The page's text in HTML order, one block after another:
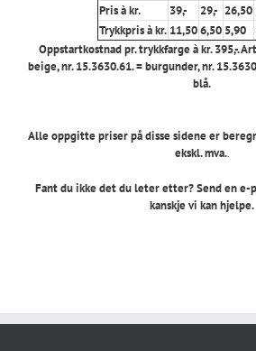
Pris à kr.
39,- 29,- 26,50
Trykkpris à kr. 11,506,50 5,90
Oppstartkostnad pr. trykkfarge à kr. 395,-.
beige, nr. 15.3630.61. = burgunder, nr.
blå.
Alle oppgitte priser på disse sidene er
ekskl. mva..
Fant du ikke det du leter etter? Send en
kanskje vi kan hjelpe.